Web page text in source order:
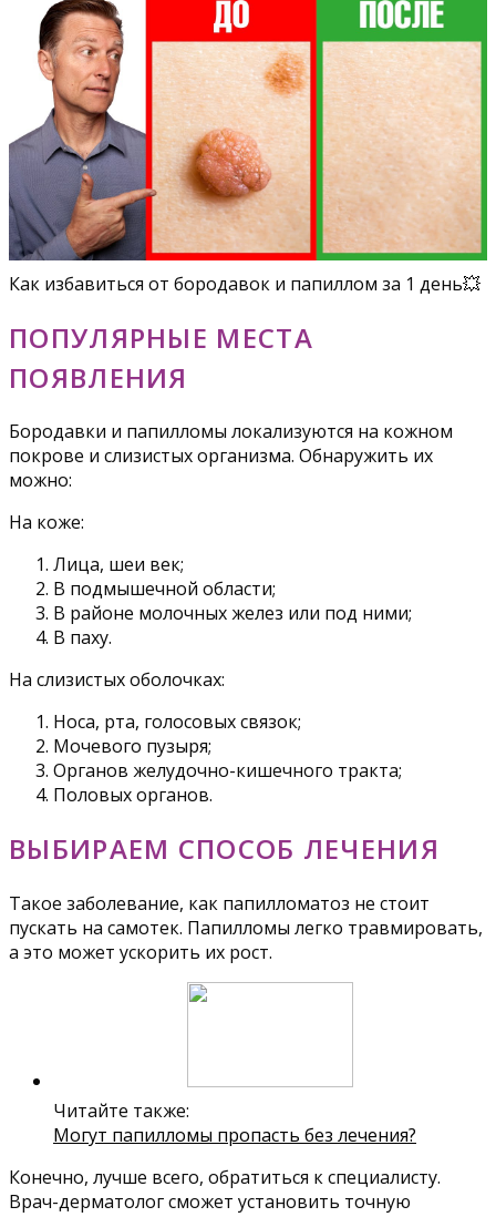
Как избавиться от бородавок и папиллом за 1 день💥
ПОПУЛЯРНЫЕ МЕСТА
ПОЯВЛЕНИЯ
Бородавки и папилломы локализуются на кожном
покрове и слизистых организма. Обнаружить их
можно:
На коже:
Лица, шеи век;
В подмышечной области;
В районе молочных желез или под ними;
В паху.
На слизистых оболочках:
Носа, рта, голосовых связок;
Мочевого пузыря;
Органов желудочно-кишечного тракта;
Половых органов.
ВЫБИРАЕМ СПОСОБ ЛЕЧЕНИЯ
Такое заболевание, как папилломатоз не стоит
пускать на самотек. Папилломы легко травмировать,
а это может ускорить их рост.
Читайте также:
Могут папилломы пропасть без лечения?
Конечно, лучше всего, обратиться к специалисту.
Врач-дерматолог сможет установить точную